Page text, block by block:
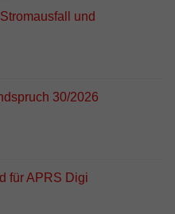
und
30/2026
für APRS Digi